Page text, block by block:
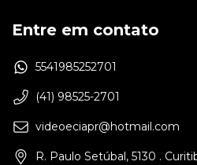
Entre em contato
5541985252701
(41) 98525-2701
videoeciapr@hotmail.com
R. Paulo Setúbal, 5130 .